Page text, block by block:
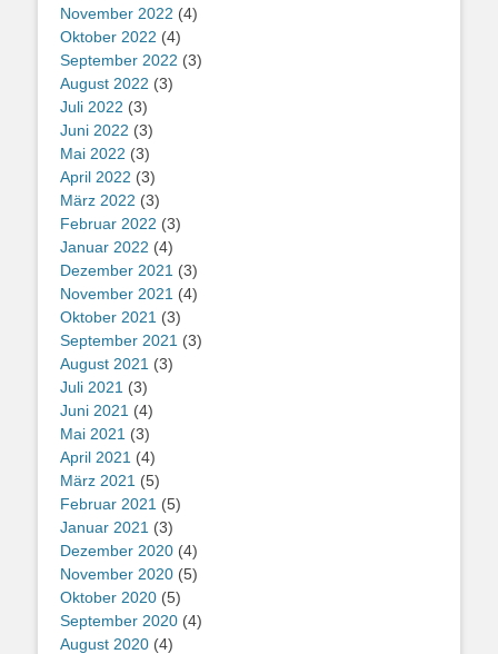
November 2022 (4)
Oktober 2022 (4)
September 2022 (3)
August 2022 (3)
Juli 2022 (3)
Juni 2022 (3)
Mai 2022 (3)
April 2022 (3)
März 2022 (3)
Februar 2022 (3)
Januar 2022 (4)
Dezember 2021 (3)
November 2021 (4)
Oktober 2021 (3)
September 2021 (3)
August 2021 (3)
Juli 2021 (3)
Juni 2021 (4)
Mai 2021 (3)
April 2021 (4)
März 2021 (5)
Februar 2021 (5)
Januar 2021 (3)
Dezember 2020 (4)
November 2020 (5)
Oktober 2020 (5)
September 2020 (4)
August 2020 (4)